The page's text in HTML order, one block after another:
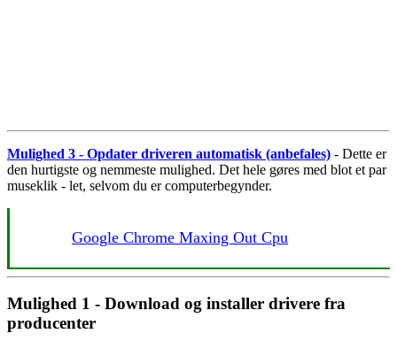
Mulighed 3 - Opdater driveren automatisk (anbefales) - Dette er
den hurtigste og nemmeste mulighed. Det hele gøres med blot et par
museklik - let, selvom du er computerbegynder.
Google Chrome Maxing Out Cpu
Mulighed 1 - Download og installer drivere fra
producenter